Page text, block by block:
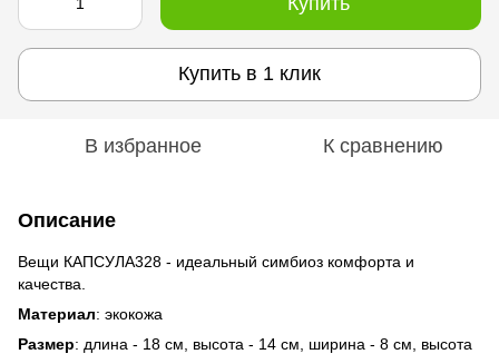
Купить в 1 клик
В избранное К сравнению
Описание
Вещи КАПСУЛА328 - идеальный симбиоз комфорта и
качества.
Материал: экокожа
Размер: длина - 18 см, высота - 14 см, ширина - 8 см, высота